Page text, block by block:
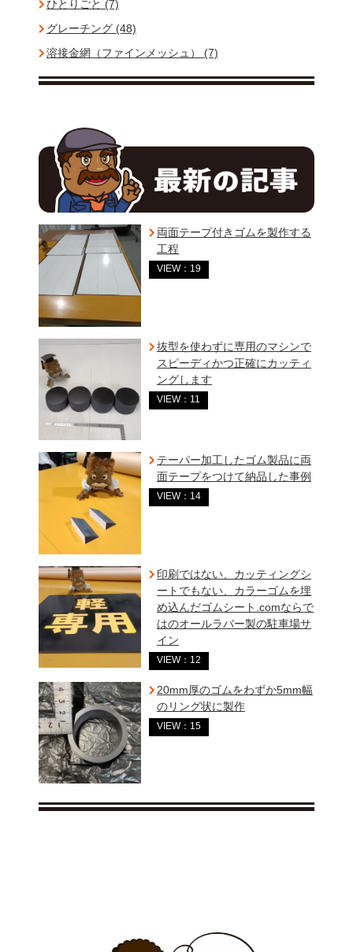
ひとりごと (7)
グレーチング (48)
溶接金網（ファインメッシュ） (7)
両面テープ付きゴムを製作する
工程
VIEW：19
抜型を使わずに専用のマシンで
スピーディかつ正確にカッティ
ングします
VIEW：11
テーパー加工したゴム製品に両
面テープをつけて納品した事例
VIEW：14
印刷ではない、カッティングシ
ートでもない、カラーゴムを埋
め込んだゴムシート.comならで
はのオールラバー製の駐車場サ
イン
VIEW：12
20mm厚のゴムをわずか5mm幅
のリング状に製作
VIEW：15